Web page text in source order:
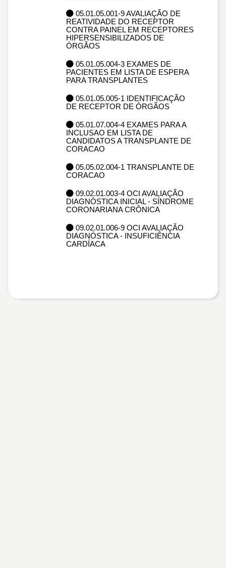
05.01.05.001-9 AVALIAÇÃO DE
REATIVIDADE DO RECEPTOR
CONTRA PAINEL EM RECEPTORES
HIPERSENSIBILIZADOS DE
ÓRGÃOS
05.01.05.004-3 EXAMES DE
PACIENTES EM LISTA DE ESPERA
PARA TRANSPLANTES
05.01.05.005-1 IDENTIFICAÇÃO
DE RECEPTOR DE ÓRGÃOS
05.01.07.004-4 EXAMES PARA A
INCLUSAO EM LISTA DE
CANDIDATOS A TRANSPLANTE DE
CORACAO
05.05.02.004-1 TRANSPLANTE DE
CORACAO
09.02.01.003-4 OCI AVALIAÇÃO
DIAGNÓSTICA INICIAL - SÍNDROME
CORONARIANA CRÔNICA
09.02.01.006-9 OCI AVALIAÇÃO
DIAGNÓSTICA - INSUFICIÊNCIA
CARDÍACA